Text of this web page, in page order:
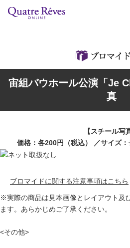
宙組バウホール公演「Je
真
【スチール写
価格：各200円（税込） ／サイズ：
ブロマイドに関する注意事項はこちら
※実際の商品は見本画像とレイアウト及
ます。あらかじめご了承ください。
<その他>
組コレクション
ブック
カスタマイズCD